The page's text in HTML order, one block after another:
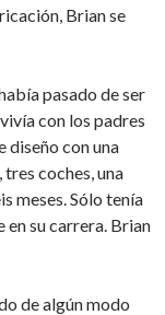
Brian se
pasado de ser
con los padres
diseño con una
coches, una
meses. Sólo tenía
su carrera. Brian
de algún modo